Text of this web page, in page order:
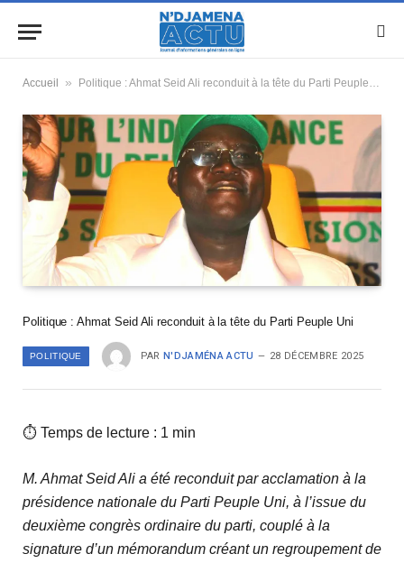
Accueil » Politique : Ahmat Seid Ali reconduit à la tête du Parti Peuple Uni
Politique : Ahmat Seid Ali reconduit à la tête du Parti Peuple Uni
POLITIQUE PAR N'DJAMÉNA ACTU 28 DÉCEMBRE 2025
⏱ Temps de lecture : 1 min
M. Ahmat Seid Ali a été reconduit par acclamation à la
présidence nationale du Parti Peuple Uni, à l’issue du
deuxième congrès ordinaire du parti, couplé à la
signature d’un mémorandum créant un regroupement de